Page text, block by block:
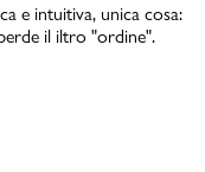
e intuitiva, unica cosa:
il iltro "ordine".